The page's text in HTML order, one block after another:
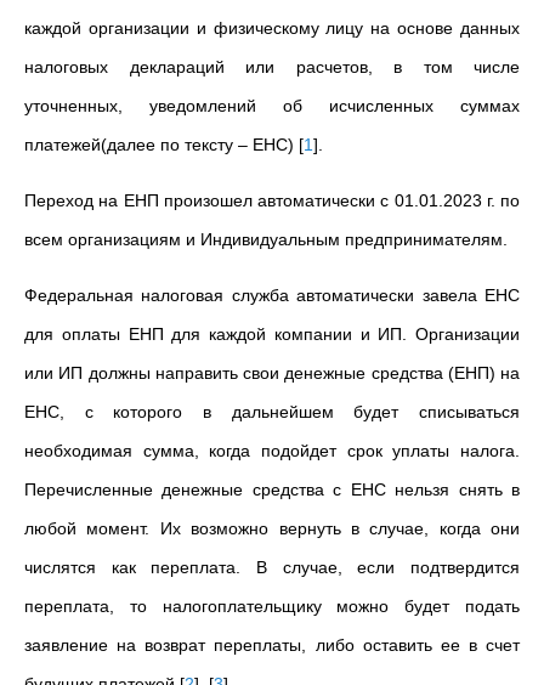
каждой организации и физическому лицу на основе данных
налоговых деклараций или расчетов, в том числе
уточненных, уведомлений об исчисленных суммах
платежей(далее по тексту – ЕНС) [1]
Переход на ЕНП произошел автоматически с 01.01.2023 г. по
всем организациям и Индивидуальным предпринимателям.
Федеральная налоговая служба автоматически завела ЕНС
для оплаты ЕНП для каждой компании и ИП. Организации
или ИП должны направить свои денежные средства (ЕНП) на
ЕНС, с которого в дальнейшем будет списываться
необходимая сумма, когда подойдет срок уплаты налога.
Перечисленные денежные средства с ЕНС нельзя снять в
любой момент. Их возможно вернуть в случае, когда они
числятся как переплата. В случае, если подтвердится
переплата, то налогоплательщику можно будет подать
заявление на возврат переплаты, либо оставить ее в счет